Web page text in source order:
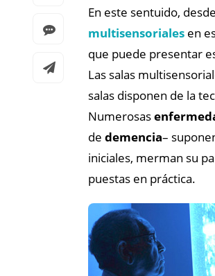
En este sentuido, desde
multisensoriales en
que puede presentar
Las salas
salas disponen de la
Numerosas
de demencia–
iniciales, merman su
puestas en práctica.